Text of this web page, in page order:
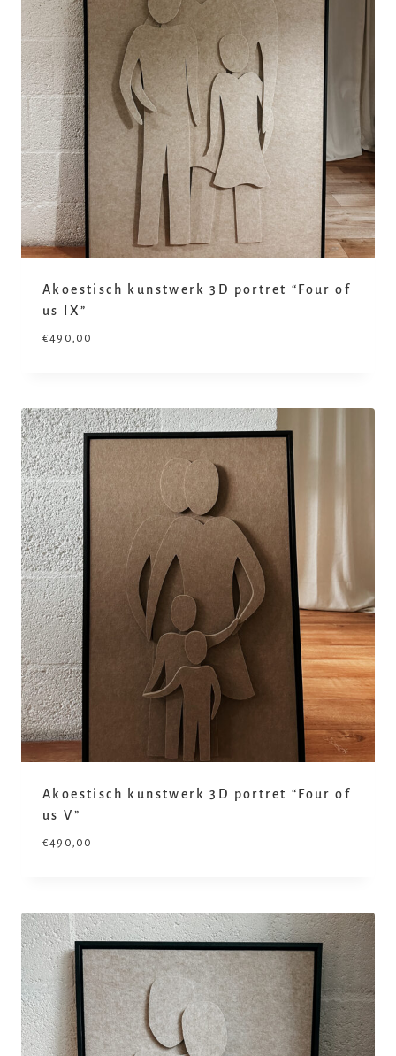
Akoestisch kunstwerk 3D portret “Four of
us IX”
€490,00
Akoestisch kunstwerk 3D portret “Four of
us V”
€490,00